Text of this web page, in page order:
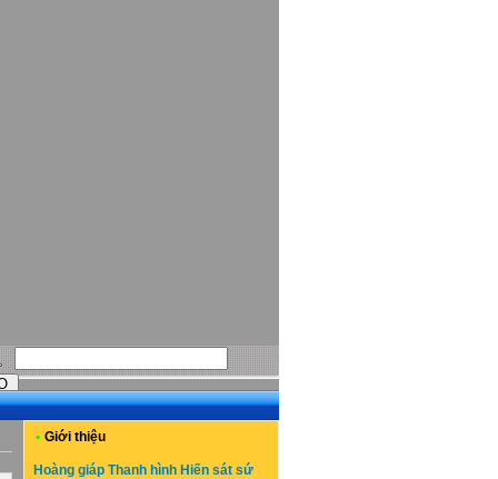
• Giới thiệu
Hoàng giáp Thanh hình Hiến sát sứ